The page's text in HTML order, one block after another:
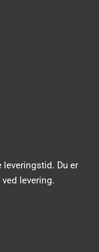
Du er
levering.